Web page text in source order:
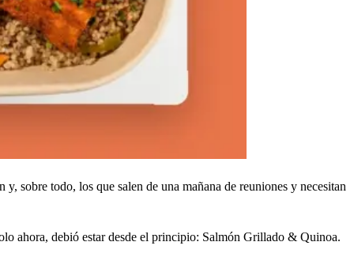
sobre todo, los que salen de una mañana de reuniones y necesitan
ahora, debió estar desde el principio: Salmón Grillado & Quinoa.